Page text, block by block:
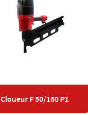
Cloueur F 50/160 P1